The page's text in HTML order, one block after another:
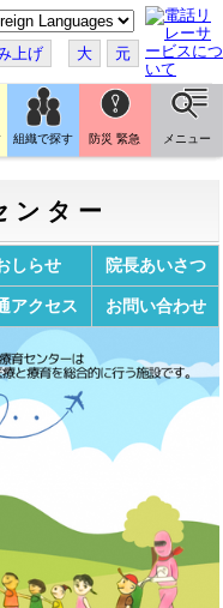
上げ 大 元
組織で探す 防災 緊急 メニュー
ンター
しらせ 院長あいさつ
アクセス お問い合わせ